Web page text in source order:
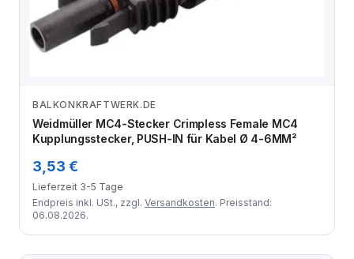
Zum Angebot
BALKONKRAFTWERK.DE
Weidmüller MC4-Stecker Crimpless Female MC4
Kupplungsstecker, PUSH-IN für Kabel Ø 4-6MM²
3,53 €
Lieferzeit 3-5 Tage
Endpreis inkl. USt., zzgl. Versandkosten. Preisstand:
06.08.2026.